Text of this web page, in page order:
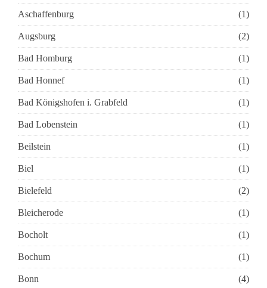
Aschaffenburg (1)
Augsburg (2)
Bad Homburg (1)
Bad Honnef (1)
Bad Königshofen i. Grabfeld (1)
Bad Lobenstein (1)
Beilstein (1)
Biel (1)
Bielefeld (2)
Bleicherode (1)
Bocholt (1)
Bochum (1)
Bonn (4)